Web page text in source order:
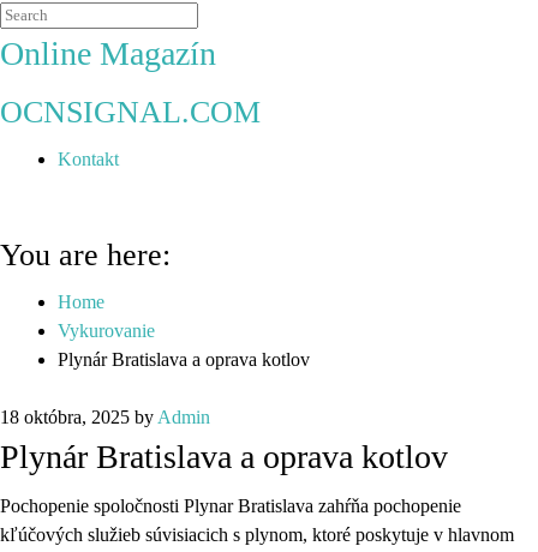
Online Magazín
OCNSIGNAL.COM
Kontakt
You are here:
Home
Vykurovanie
Plynár Bratislava a oprava kotlov
18 októbra, 2025 by Admin
Plynár Bratislava a oprava kotlov
Pochopenie spoločnosti Plynar Bratislava zahŕňa pochopenie
kľúčových služieb súvisiacich s plynom, ktoré poskytuje v hlavnom